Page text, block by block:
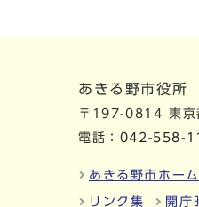
あきる野市役所
〒197-0814 東
電話： 042-558-
あきる野市ホー
リンク集 開庁